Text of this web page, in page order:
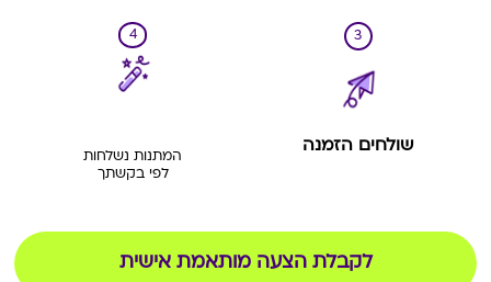
3
שולחים הזמנה
4
המתנות נשלחות
לפי בקשתך
לקבלת הצעה מותאמת אישית